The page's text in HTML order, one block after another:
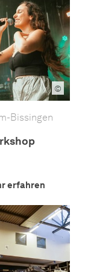
©
Bissingen
erfahren